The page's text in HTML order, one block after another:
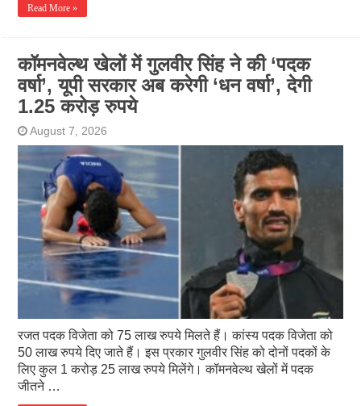
Read More »
कॉमनवेल्थ खेलों में गुलवीर सिंह ने की ‘पदक
वर्षा’, यूपी सरकार अब करेगी ‘धन वर्षा’, देगी
1.25 करोड़ रुपये
August 7, 2026
रजत पदक विजेता को 75 लाख रुपये मिलते हैं। कांस्य पदक विजेता को
50 लाख रुपये दिए जाते हैं। इस प्रकार गुलवीर सिंह को दोनों पदकों के
लिए कुल 1 करोड़ 25 लाख रुपये मिलेंगे। कॉमनवेल्थ खेलों में पदक
जीतने …